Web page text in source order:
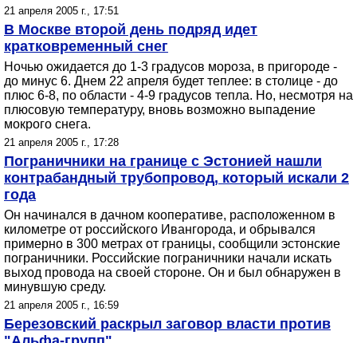
21 апреля 2005 г., 17:51
В Москве второй день подряд идет
кратковременный снег
Ночью ожидается до 1-3 градусов мороза, в пригороде -
до минус 6. Днем 22 апреля будет теплее: в столице - до
плюс 6-8, по области - 4-9 градусов тепла. Но, несмотря на
плюсовую температуру, вновь возможно выпадение
мокрого снега.
21 апреля 2005 г., 17:28
Пограничники на границе с Эстонией нашли
контрабандный трубопровод, который искали 2
года
Он начинался в дачном кооперативе, расположенном в
километре от российского Ивангорода, и обрывался
примерно в 300 метрах от границы, сообщили эстонские
пограничники. Российские пограничники начали искать
выход провода на своей стороне. Он и был обнаружен в
минувшую среду.
21 апреля 2005 г., 16:59
Березовский раскрыл заговор власти против